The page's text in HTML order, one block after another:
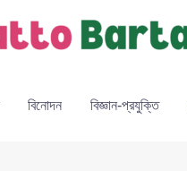
বিনোদন বিজ্ঞান-প্রযুক্তি